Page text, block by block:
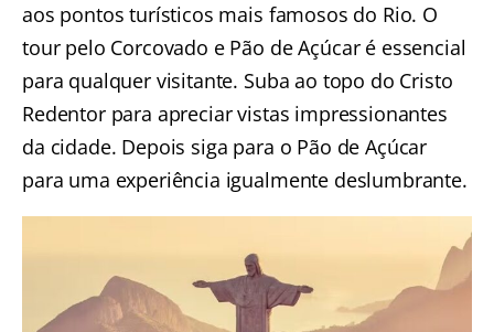
aos pontos turísticos mais famosos do Rio. O
tour pelo Corcovado e Pão de Açúcaré essencial
para qualquer visitante. Suba ao topo do Cristo
Redentor para apreciar vistas impressionantes
da cidade. Depois siga para o Pão de Açúcar
para uma experiência igualmente deslumbrante.